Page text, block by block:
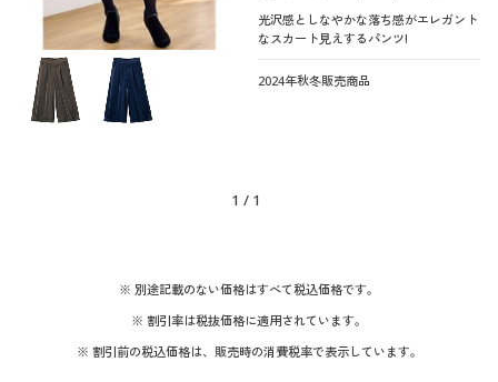
サポート
ご利用ガイド
閉じる光沢感としなやかな落ち感がエレガント
なスカート見えするパンツ!
2024年秋冬販売商品
1 / 1
※ 別途記載のない価格はすべて税込価格です。
※ 割引率は税抜価格に適用されています。
※ 割引前の税込価格は、販売時の消費税率で表示しています。